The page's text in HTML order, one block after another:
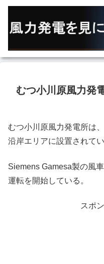
むつ小川原風力発
むつ小川原風力発電所は
沿岸エリアに設置されて
Siemens Gamesa製の風
運転を開始している。
スポ